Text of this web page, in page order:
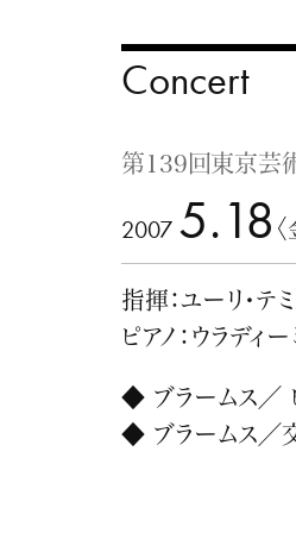
Concert
第139回東京芸
2007 5.18
指揮：ユーリ・テ
ピアノ：ウラディ
◆ ブラームス／
◆ ブラームス／